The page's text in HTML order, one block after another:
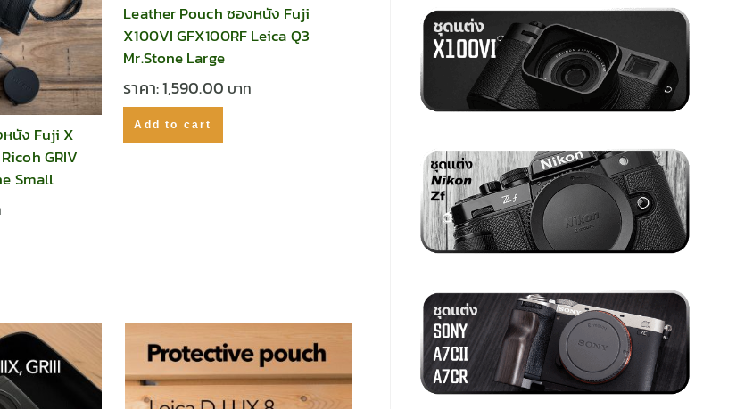
นัง Fuji X
GRIV
Small
Leather Pouch ซองหนัง Fuji
X100VI GFX100RF Leica Q3
Mr.Stone Large
ราคา:1,590.00
Add to cart